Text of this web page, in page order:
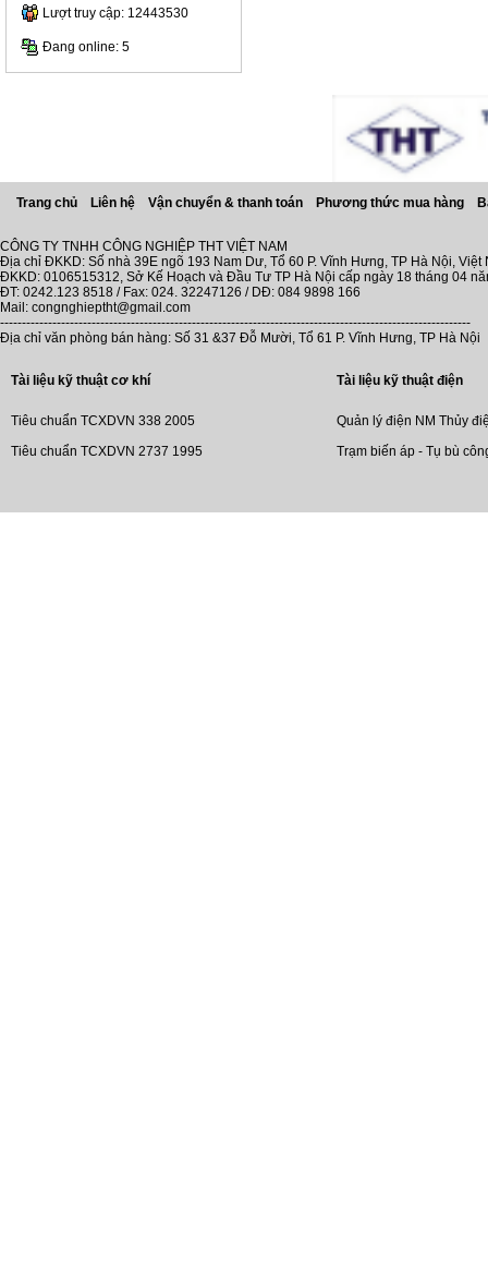
Lượt truy cập: 12443530
Đang online: 5
Trang chủ Liên hệ Vận chuyển & thanh toán Phương thức mua hàng
CÔNG TY TNHH CÔNG NGHIỆP THT VIỆT NAM
Địa chỉ ĐKKD: Số nhà 39E ngõ 193 Nam Dư, Tổ 60 P. Vĩnh Hưng, TP Hà Nội, Việt
ĐKKD: 0106515312, Sở Kế Hoạch và Đầu Tư TP Hà Nội cấp ngày 18 tháng 04
ĐT: 0242.123 8518 / Fax: 024. 32247126 / DĐ: 084 9898 166
Mail: congnghieptht@gmail.com
------------------------------------------------------------------------------------------------------------
Địa chỉ văn phòng bán hàng: Số 31 &37 Đỗ Mười, Tổ 61 P. Vĩnh Hưng, TP Hà Nội
Tài liệu kỹ thuật cơ khí
Tiêu chuẩn TCXDVN 338 2005
Tiêu chuẩn TCXDVN 2737 1995
Tài liệu kỹ thuật điện
Quản lý điện NM Thủy
Trạm biến áp - Tụ bù